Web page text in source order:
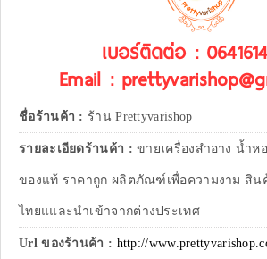
เบอร์ติดต่อ :
Email :
ชื่อร้านค้า : ร้าน Prettyvarishop
รายละเอียดร้านค้า :ขายเครื่องสำอาง น้ำห
ของแท้ ราคาถูก ผลิตภัณฑ์เพื่อความงาม สิน
ไทยแและนำเข้าจากต่างประเทศ
Url ของร้านค้า : http://